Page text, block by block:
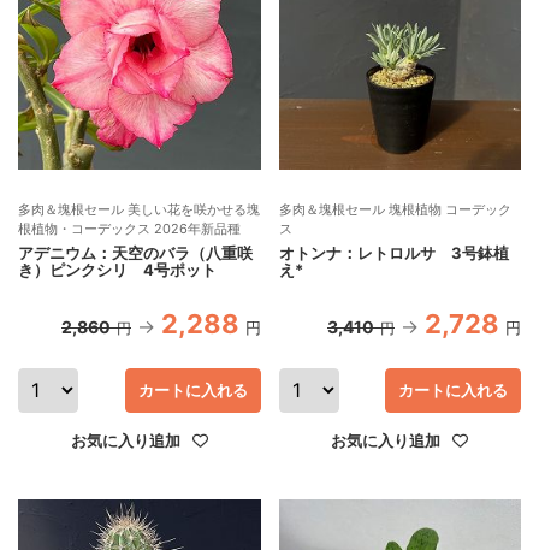
多肉＆塊根セール 美しい花を咲かせる塊
根植物・コーデックス 2026年新品種
アデニウム：天空のバラ（八重咲
き）ピンクシリ 4号ポット
2,860 円 2,288 円
お気に入り追加
カートに入れる
多肉＆塊根セール 塊根植物 コーデック
ス
オトンナ：レトロルサ 3号鉢植
え*
3,410 円 2,728 円
お気に入り追加
カートに入れる